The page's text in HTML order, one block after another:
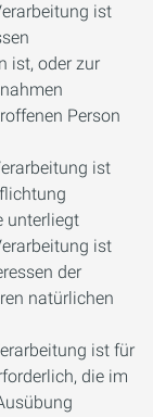
ist
ist, oder zur
Person
ist
unterliegt
ist
der
natürlichen
ist für
die im